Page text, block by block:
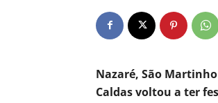
Nazaré, São
Caldas voltou a ter